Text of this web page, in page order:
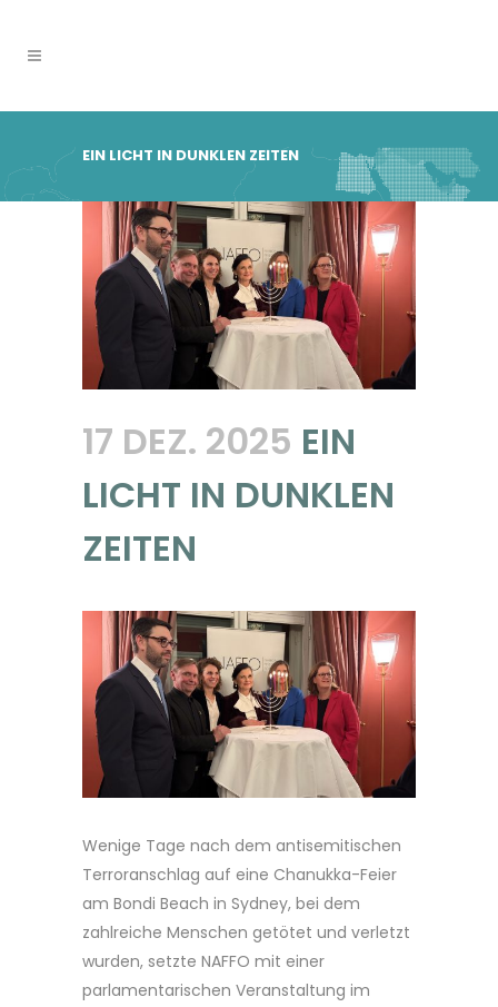
EIN LICHT IN DUNKLEN ZEITEN
17 DEZ. 2025 EIN
LICHT IN DUNKLEN
ZEITEN
Wenige Tage nach dem antisemitischen
Terroranschlag auf eine Chanukka-Feier
am Bondi Beach in Sydney, bei dem
zahlreiche Menschen getötet und verletzt
wurden, setzte NAFFO mit einer
parlamentarischen Veranstaltung im